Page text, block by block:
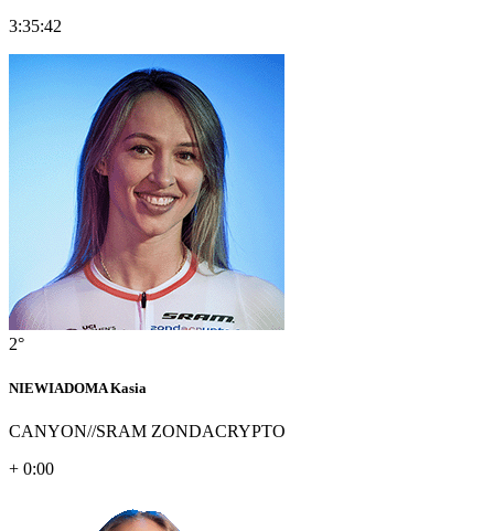
3:35:42
2°
NIEWIADOMA Kasia
CANYON//SRAM ZONDACRYPTO
+ 0:00